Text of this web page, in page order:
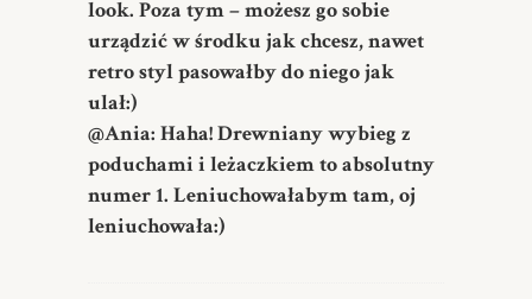
look. Poza tym – możesz go sobie
urządzić w środku jak chcesz, nawet
retro styl pasowałby do niego jak
ulał:)
@Ania: Haha! Drewniany wybieg z
poduchami i leżaczkiem to absolutny
numer 1. Leniuchowałabym tam, oj
leniuchowała:)